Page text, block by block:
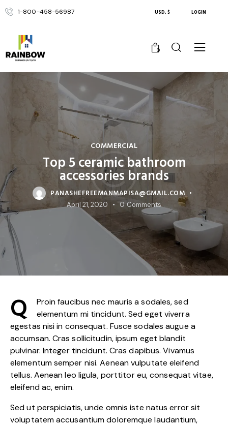
1-800-458-56987 USD, $ LOGIN
0
COMMERCIAL
Top 5 ceramic bathroom
accessories brands
PANASHEFREEMANMAPISA@GMAIL.COM
April 21, 2020 0 Comments
Q
Proin faucibus nec mauris a sodales, sed
elementum mi tincidunt. Sed eget viverra
egestas nisi in consequat. Fusce sodales augue a
accumsan. Cras sollicitudin, ipsum eget blandit
pulvinar. Integer tincidunt. Cras dapibus. Vivamus
elementum semper nisi. Aenean vulputate eleifend
tellus. Aenean leo ligula, porttitor eu, consequat vitae,
eleifend ac, enim.
Sed ut perspiciatis, unde omnis iste natus error sit
voluptatem accusantium doloremque laudantium,